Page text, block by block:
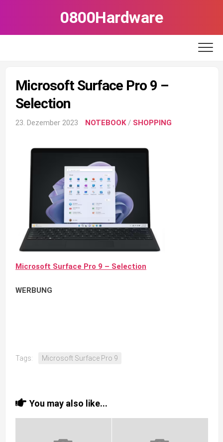
0800Hardware
Microsoft Surface Pro 9 –
Selection
23. Dezember 2023 NOTEBOOK/ SHOPPING
Microsoft Surface Pro 9 – Selection
WERBUNG
Tags: Microsoft Surface Pro 9
You may also like...